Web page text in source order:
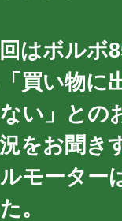
はボルボ
買い物に
い」との
をお聞き
モーター
。